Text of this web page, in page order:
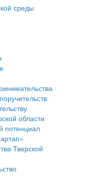
округа
учтенных
малого и
малого и
среды
области
потенциал
Тверской